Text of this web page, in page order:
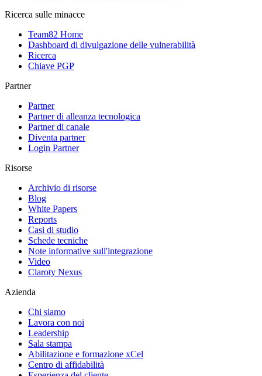
Ricerca sulle minacce
Team82 Home
Dashboard di divulgazione delle vulnerabilità
Ricerca
Chiave PGP
Partner
Partner
Partner di alleanza tecnologica
Partner di canale
Diventa partner
Login Partner
Risorse
Archivio di risorse
Blog
White Papers
Reports
Casi di studio
Schede tecniche
Note informative sull'integrazione
Video
Claroty Nexus
Azienda
Chi siamo
Lavora con noi
Leadership
Sala stampa
Abilitazione e formazione xCel
Centro di affidabilità